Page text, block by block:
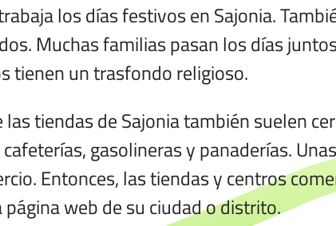
los días festivos en Sajonia.
Muchas familias pasan los días
tienen un trasfondo religioso.
las tiendas de Sajonia también suelen
gasolineras y panaderías.
Entonces, las tiendas y centros
web de su ciudad o distrito.